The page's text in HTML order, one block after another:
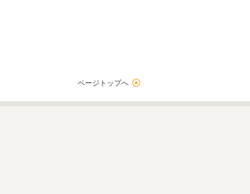
ページトップへ